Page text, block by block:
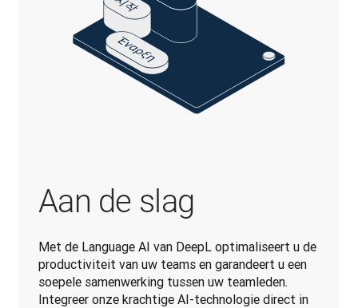
Aan de slag
Met de Language AI van DeepL optimaliseert u de
productiviteit van uw teams en garandeert u een
soepele samenwerking tussen uw teamleden.
Integreer onze krachtige AI-technologie direct in